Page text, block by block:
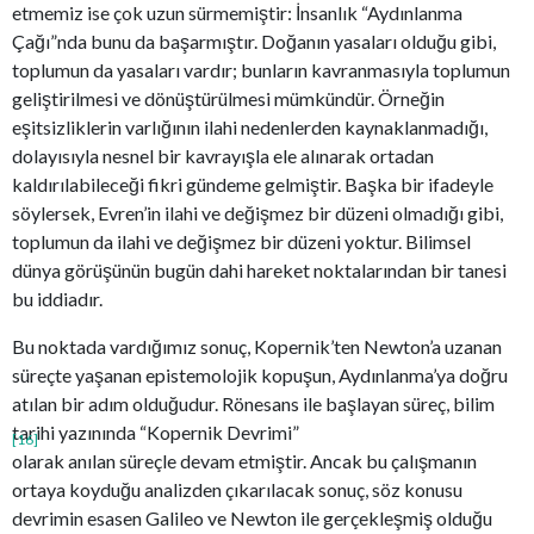
etmemiz ise çok uzun sürmemiştir: İnsanlık “Aydınlanma
Çağı”nda bunu da başarmıştır. Doğanın yasaları olduğu gibi,
toplumun da yasaları vardır; bunların kavranmasıyla toplumun
geliştirilmesi ve dönüştürülmesi mümkündür. Örneğin
eşitsizliklerin varlığının ilahi nedenlerden kaynaklanmadığı,
dolayısıyla nesnel bir kavrayışla ele alınarak ortadan
kaldırılabileceği fikri gündeme gelmiştir. Başka bir ifadeyle
söylersek, Evren’in ilahi ve değişmez bir düzeni olmadığı gibi,
toplumun da ilahi ve değişmez bir düzeni yoktur. Bilimsel
dünya görüşünün bugün dahi hareket noktalarından bir tanesi
bu iddiadır.
Bu noktada vardığımız sonuç, Kopernik’ten Newton’a uzanan
süreçte yaşanan epistemolojik kopuşun, Aydınlanma’ya doğru
atılan bir adım olduğudur. Rönesans ile başlayan süreç, bilim
tarihi yazınında “Kopernik Devrimi”
[16]
olarak anılan süreçle devam etmiştir. Ancak bu çalışmanın
ortaya koyduğu analizden çıkarılacak sonuç, söz konusu
devrimin esasen Galileo ve Newton ile gerçekleşmiş olduğu